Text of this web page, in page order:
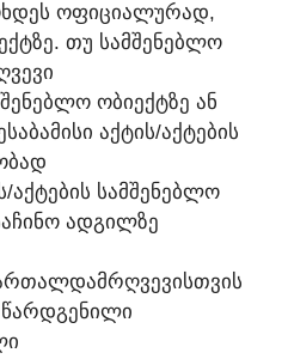
ᲝᲤᲘᲪᲘᲐᲚᲣᲠᲐᲓ,
ᲗᲣ ᲡᲐᲛᲨᲔᲜᲔᲑᲚᲝ
ᲝᲑᲘᲔᲥᲢᲖᲔ ᲐᲜ
ᲐᲥᲢᲘᲡ/ᲐᲥᲢᲔᲑᲘᲡ
ᲐᲥᲢᲔᲑᲘᲡ ᲡᲐᲛᲨᲔᲜᲔᲑᲚᲝ
ᲐᲓᲒᲘᲚᲖᲔ